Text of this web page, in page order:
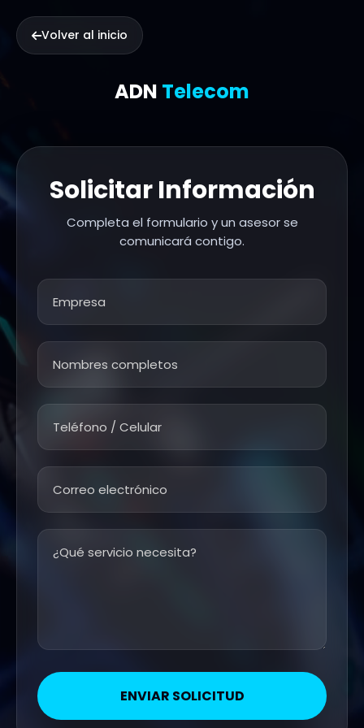
Volver al inicio
ADN Telecom
Solicitar Información
Completa el formulario y un asesor se
comunicará contigo.
ENVIAR SOLICITUD